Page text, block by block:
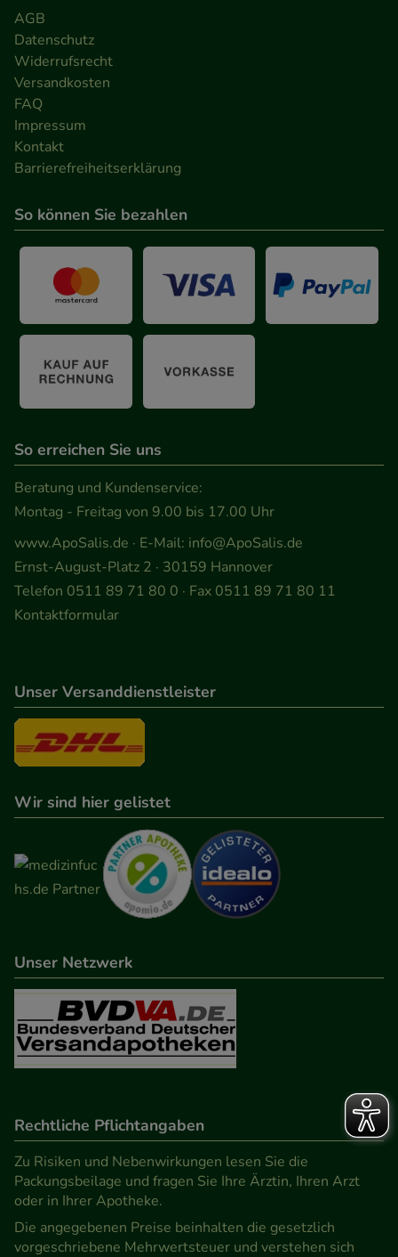
AGB
Datenschutz
Widerrufsrecht
Versandkosten
FAQ
Impressum
Kontakt
Barrierefreiheitserklärung
So können Sie bezahlen
So erreichen Sie uns
Beratung und Kundenservice:
Montag - Freitag von 9.00 bis 17.00 Uhr
www.ApoSalis.de · E-Mail: info@ApoSalis.de
Ernst-August-Platz 2 · 30159 Hannover
Telefon 0511 89 71 80 0 · Fax 0511 89 71 80 11
Kontaktformular
Unser Versanddienstleister
Wir sind hier gelistet
Unser Netzwerk
Rechtliche Pflichtangaben
Zu Risiken und Nebenwirkungen lesen Sie die
Packungsbeilage und fragen Sie Ihre Ärztin, Ihren Arzt
oder in Ihrer Apotheke.
Die angegebenen Preise beinhalten die gesetzlich
vorgeschriebene Mehrwertsteuer und verstehen sich